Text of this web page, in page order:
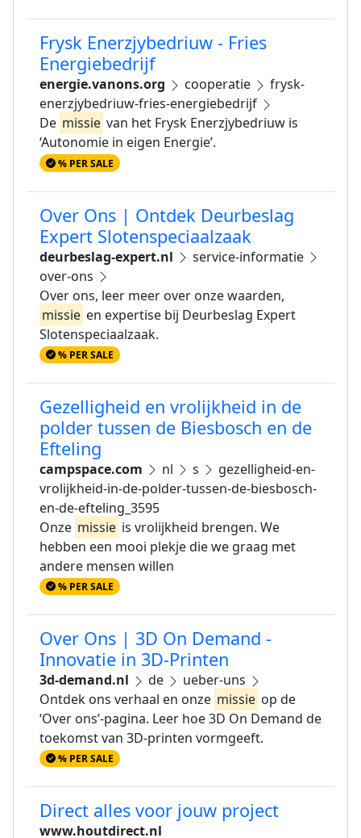
Frysk Enerzjybedriuw - Fries
Energiebedrijf
energie.vanons.org cooperatie
frysk-
enerzjybedriuw-fries-energiebedrijf
De missie van het Frysk Enerzjybedriuw is
‘Autonomie in eigen Energie’.
% PER SALE
Over Ons | Ontdek Deurbeslag
Expert Slotenspeciaalzaak
deurbeslag-expert.nl
service-informatie
over-ons
Over ons, leer meer over onze waarden,
missie en expertise bij Deurbeslag Expert
Slotenspeciaalzaak.
% PER SALE
Gezelligheid en vrolijkheid in de
polder tussen de Biesbosch en de
Efteling
campspace.com nl s
gezelligheid-en-
vrolijkheid-in-de-polder-tussen-de-biesbosch-
en-de-efteling_3595
Onze missie is vrolijkheid brengen. We
hebben een mooi plekje die we graag met
andere mensen willen
% PER SALE
Over Ons | 3D On Demand -
Innovatie in 3D-Printen
3d-demand.nl de
ueber-uns
Ontdek ons verhaal en onze missie op de
‘Over ons’-pagina. Leer hoe 3D On Demand de
toekomst van 3D-printen vormgeeft.
% PER SALE
Direct alles voor jouw project
www.houtdirect.nl